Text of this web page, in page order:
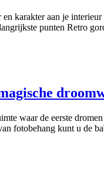
karakter aan je
punten Retro
waar de eerste
fotobehang kunt u de